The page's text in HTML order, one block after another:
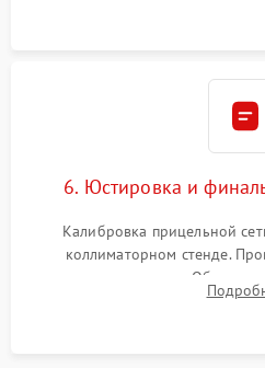
6. Юстировка и
Калибровка прицельной
коллиматорном стенде.
механизма поправок.
ударном стенде для